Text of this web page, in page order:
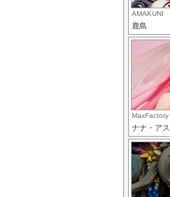
AMAKUNI
鹿島
MaxFactory
ナナ・ア